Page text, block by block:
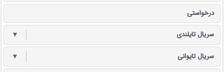
درخواستی
سریال تایلندی ▼
سریال تایوانی ▼